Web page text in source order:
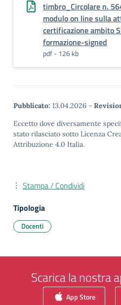
timbro_Circolare n.
modulo on line sulla
certificazione ambito
formazione-signed
pdf - 126 kb
Pubblicato: 13.04.2026 -
Eccetto dove diversamente
stato rilasciato sotto Licenza
Attribuzione 4.0 Italia.
Stampa / Condividi
Tipologia
Docenti
Scarica la nostra
App Store